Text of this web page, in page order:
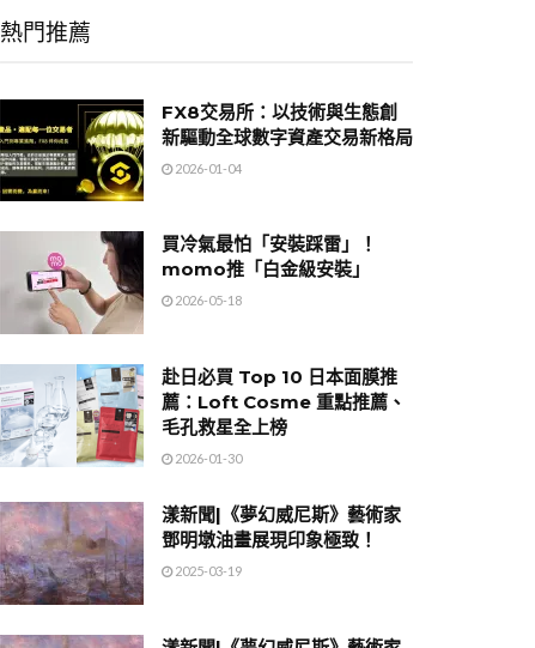
熱門推薦
FX8交易所：以技術與生態創
新驅動全球數字資產交易新格局
2026-01-04
買冷氣最怕「安裝踩雷」！
momo推「白金級安裝」
2026-05-18
赴日必買 Top 10 日本面膜推
薦：Loft Cosme 重點推薦、
毛孔救星全上榜
2026-01-30
漾新聞|《夢幻威尼斯》藝術家
鄧明墩油畫展現印象極致！
2025-03-19